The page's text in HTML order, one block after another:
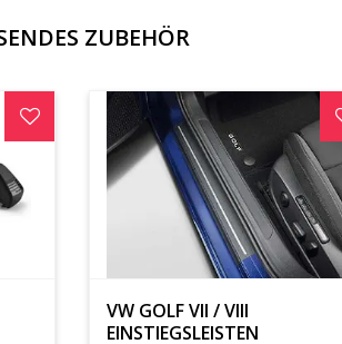
ZUBEHÖR
VW GOLF VII / VIII
EINSTIEGSLEISTEN